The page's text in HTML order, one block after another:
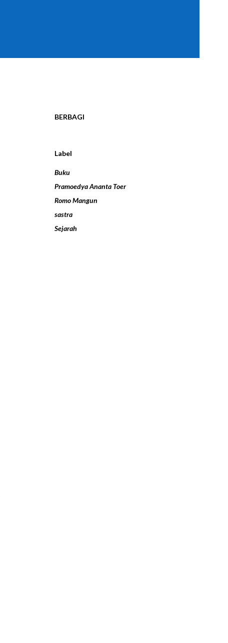
BERBAGI
Label
Buku
Pramoedya Ananta Toer
Romo Mangun
sastra
Sejarah